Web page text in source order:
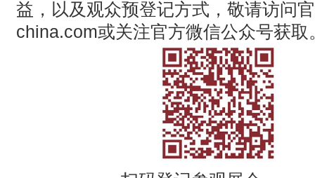
益，以及观众预登记方式，敬请访问
china.com或关注官方微信公众号获取